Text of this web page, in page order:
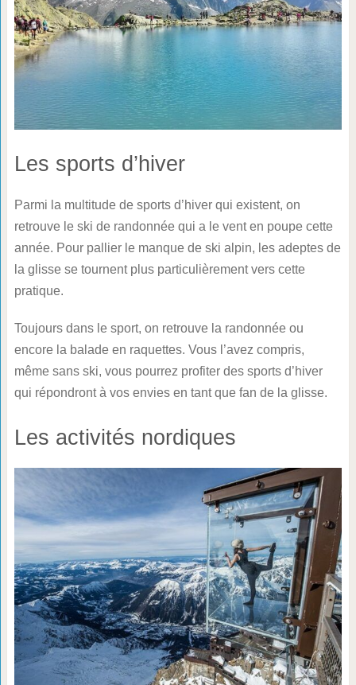
Les sports d’hiver
Parmi la multitude de sports d’hiver qui existent, on
retrouve le ski de randonnée qui a le vent en poupe cette
année. Pour pallier le manque de ski alpin, les adeptes de
la glisse se tournent plus particulièrement vers cette
pratique.
Toujours dans le sport, on retrouve la randonnée ou
encore la balade en raquettes. Vous l’avez compris,
même sans ski, vous pourrez profiter des sports d’hiver
qui répondront à vos envies en tant que fan de la glisse.
Les activités nordiques